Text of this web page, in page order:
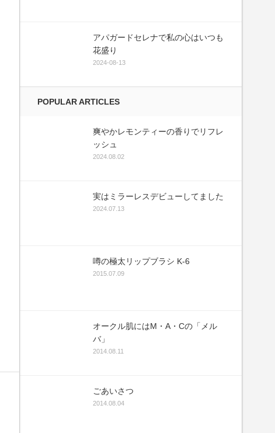
アパガードセレナで私の心はいつも
花盛り
2024-08-13
POPULAR ARTICLES
爽やかレモンティーの香りでリフレ
ッシュ
2024.08.02
実はミラーレスデビューしてました
2024.07.13
噂の極太リップブラシ K-6
2015.07.09
オークル肌にはM・A・Cの「メル
バ」
2014.08.11
ごあいさつ
2014.08.04